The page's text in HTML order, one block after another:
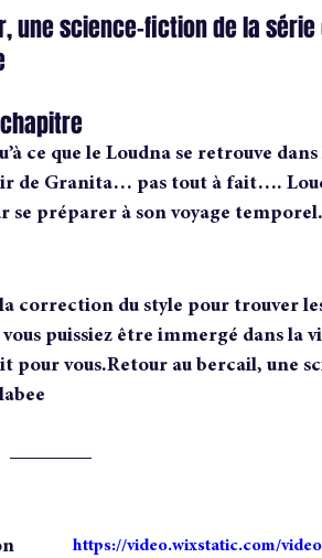
une science-fiction de la série
ce que le Loudna se retrouve dans
de Granita… pas tout à fait….
se préparer à son voyage temporel.
correction du style pour trouver
puissiez être immergé dans la
pour vous.Retour au bercail, une
https://video.wixstatic.com/